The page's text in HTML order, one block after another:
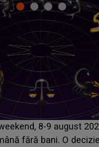
DETALIU
concurentul din